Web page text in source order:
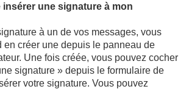
une signature à mon
à un de vos messages, vous
en créer une depuis le panneau de
Une fois créée, vous pouvez cocher
signature » depuis le formulaire de
votre signature. Vous pouvez